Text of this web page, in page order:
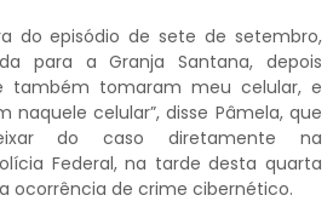
do episódio de sete de setembro,
para a Granja Santana, depois
também tomaram meu celular, e
naquele celular”, disse Pâmela, que
do caso diretamente na
Federal, na tarde desta quarta
ocorrência de crime cibernético.